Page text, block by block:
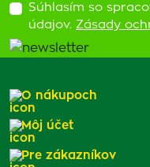
Súhlasím so
údajov. Zásady
O nákupoch
Môj účet
Pre zákazníkov